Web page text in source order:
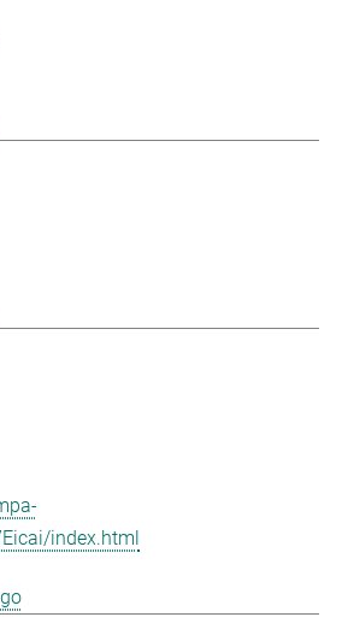
index.html